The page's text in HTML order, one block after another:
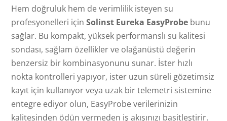
Hem doğruluk hem de verimlilik isteyen su
profesyonelleri içinSolinst Eureka EasyProbe bunu
sağlar. Bu kompakt, yüksek performanslı su kalitesi
sondası, sağlam özellikler ve olağanüstü değerin
benzersiz bir kombinasyonunu sunar. İster hızlı
nokta kontrolleri yapıyor, ister uzun süreli gözetimsiz
kayıt için kullanıyor veya uzak bir telemetri sistemine
entegre ediyor olun, EasyProbe verilerinizin
kalitesinden ödün vermeden iş akışınızı basitleştirir.